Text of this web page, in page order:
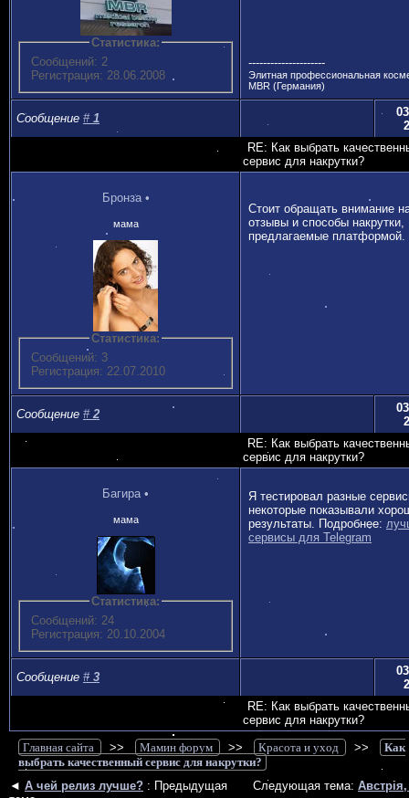
Статистика:
Сообщений: 2
Регистрация: 28.06.2008
---------------------
Элитная профессиональная
MBR (Германия)
Сообщение # 1
RE: Как выбрать
сервис для накрутки?
Бронза •
мама
Статистика:
Сообщений: 3
Регистрация: 22.07.2010
Стоит обращать внимание
отзывы и способы накрутки,
предлагаемые платформой.
Сообщение # 2
RE: Как выбрать
сервис для накрутки?
Багира •
мама
Статистика:
Сообщений: 24
Регистрация: 20.10.2004
Я тестировал разные
некоторые показывали
результаты. Подробнее:
сервисы для Telegram
Сообщение # 3
RE: Как выбрать
сервис для накрутки?
Главная сайта
>> Мамин форум >> Красота и уход >>
Как
выбрать качественный сервис для накрутки?
◄ А чей релиз лучше? : Предыдущая
Следующая тема: